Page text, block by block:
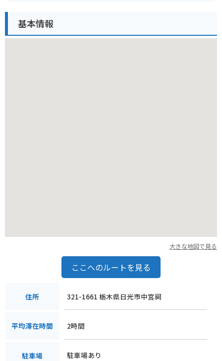
キスゲの大群落は圧巻です。
基本情報
大きな地図で見る
ここへのルートを見る
住所 321-1661 栃木県日光市中宮祠
平均滞在時間 2時間
駐車場 駐車場あり